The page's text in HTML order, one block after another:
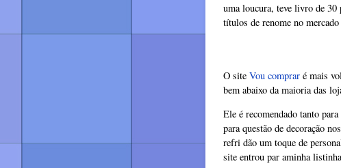
uma loucura, teve livro de 30
títulos de renome no
O site Vou comprar é mais
bem abaixo da maioria das
Ele é recomendado tanto
para questão de decoração
refri dão um toque de
site entrou par aminha